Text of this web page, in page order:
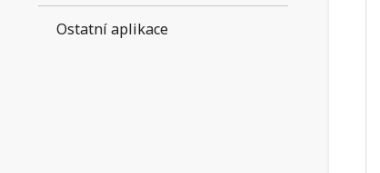
Ostatní aplikace